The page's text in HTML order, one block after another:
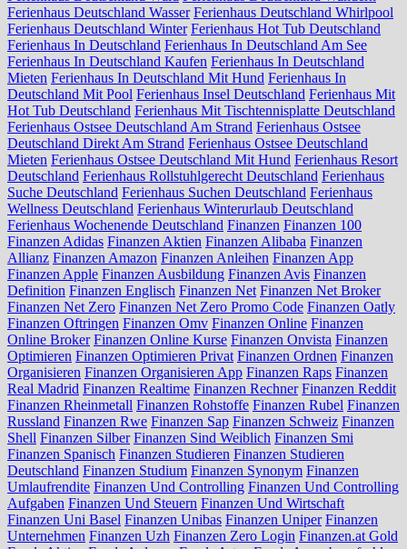
Ferienhaus Deutschland Wasser Ferienhaus Deutschland Whirlpool
Ferienhaus Deutschland Winter Ferienhaus Hot Tub Deutschland
Ferienhaus In Deutschland Ferienhaus In Deutschland Am See
Ferienhaus In Deutschland Kaufen Ferienhaus In Deutschland
Mieten Ferienhaus In Deutschland Mit Hund Ferienhaus In
Deutschland Mit Pool Ferienhaus Insel Deutschland Ferienhaus Mit
Hot Tub Deutschland Ferienhaus Mit Tischtennisplatte Deutschland
Ferienhaus Ostsee Deutschland Am Strand Ferienhaus Ostsee
Deutschland Direkt Am Strand Ferienhaus Ostsee Deutschland
Mieten Ferienhaus Ostsee Deutschland Mit Hund Ferienhaus Resort
Deutschland Ferienhaus Rollstuhlgerecht Deutschland Ferienhaus
Suche Deutschland Ferienhaus Suchen Deutschland Ferienhaus
Wellness Deutschland Ferienhaus Winterurlaub Deutschland
Ferienhaus Wochenende Deutschland Finanzen Finanzen 100
Finanzen Adidas Finanzen Aktien Finanzen Alibaba Finanzen
Allianz Finanzen Amazon Finanzen Anleihen Finanzen App
Finanzen Apple Finanzen Ausbildung Finanzen Avis Finanzen
Definition Finanzen Englisch Finanzen Net Finanzen Net Broker
Finanzen Net Zero Finanzen Net Zero Promo Code Finanzen Oatly
Finanzen Oftringen Finanzen Omv Finanzen Online Finanzen
Online Broker Finanzen Online Kurse Finanzen Onvista Finanzen
Optimieren Finanzen Optimieren Privat Finanzen Ordnen Finanzen
Organisieren Finanzen Organisieren App Finanzen Raps Finanzen
Real Madrid Finanzen Realtime Finanzen Rechner Finanzen Reddit
Finanzen Rheinmetall Finanzen Rohstoffe Finanzen Rubel Finanzen
Russland Finanzen Rwe Finanzen Sap Finanzen Schweiz Finanzen
Shell Finanzen Silber Finanzen Sind Weiblich Finanzen Smi
Finanzen Spanisch Finanzen Studieren Finanzen Studieren
Deutschland Finanzen Studium Finanzen Synonym Finanzen
Umlaufrendite Finanzen Und Controlling Finanzen Und Controlling
Aufgaben Finanzen Und Steuern Finanzen Und Wirtschaft
Finanzen Uni Basel Finanzen Unibas Finanzen Uniper Finanzen
Unternehmen Finanzen Uzh Finanzen Zero Login Finanzen.at Gold